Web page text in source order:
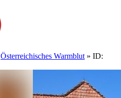
Österreichisches Warmblut » ID: